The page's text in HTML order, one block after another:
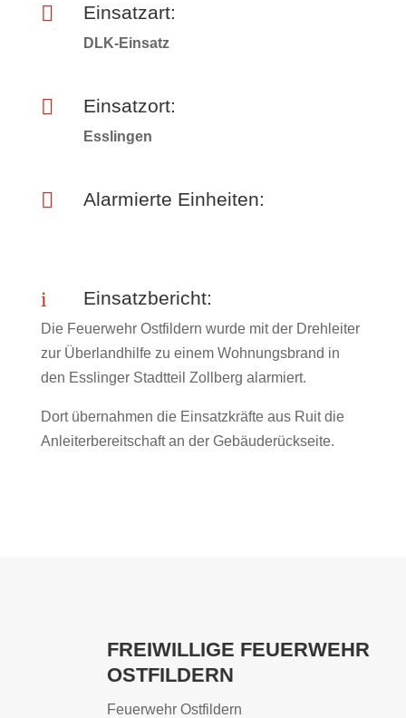
 Einsatzart:
DLK-Einsatz
 Einsatzort:
Esslingen
 Alarmierte Einheiten:
i Einsatzbericht:
Die Feuerwehr Ostfildern wurde mit der Drehleiter
zur Überlandhilfe zu einem Wohnungsbrand in
den Esslinger Stadtteil Zollberg alarmiert.
Dort übernahmen die Einsatzkräfte aus Ruit die
Anleiterbereitschaft an der Gebäuderückseite.
FREIWILLIGE FEUERWEHR
OSTFILDERN
Feuerwehr Ostfildern